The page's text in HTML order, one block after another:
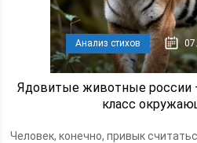
Анализ стихов
Ядовитые животные россии
класс
Человек, конечно, привык